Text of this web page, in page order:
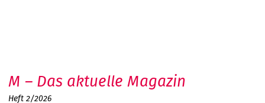
M – Das aktuelle Magazin
Heft 2/2026